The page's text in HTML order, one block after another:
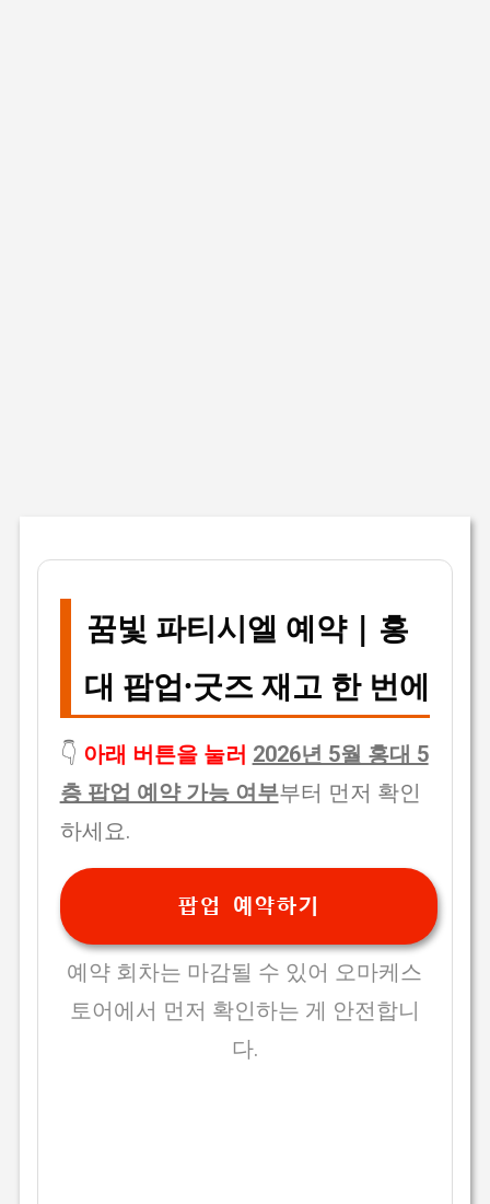
꿈빛 파티시엘 예약 | 홍
대 팝업·굿즈 재고 한 번에
👇 아래 버튼을 눌러 2026년 5월 홍대 5
층 팝업 예약 가능 여부부터 먼저 확인
하세요.
팝업 예약하기
예약 회차는 마감될 수 있어 오마케스
토어에서 먼저 확인하는 게 안전합니
다.